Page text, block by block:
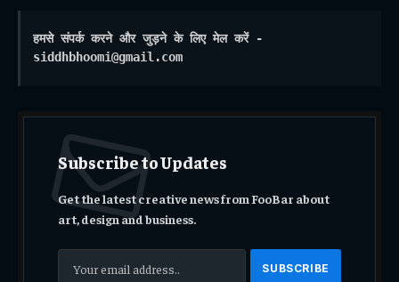
हमसे संपर्क करने और जुड़ने के लिए मेल करें -
siddhbhoomi@gmail.com
Subscribe to Updates
Get the latest creative news from FooBar about
art, design and business.